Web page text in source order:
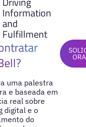
Information
and
Fulfillment
uma palestra
e baseada em
real sobre
digital e o
do